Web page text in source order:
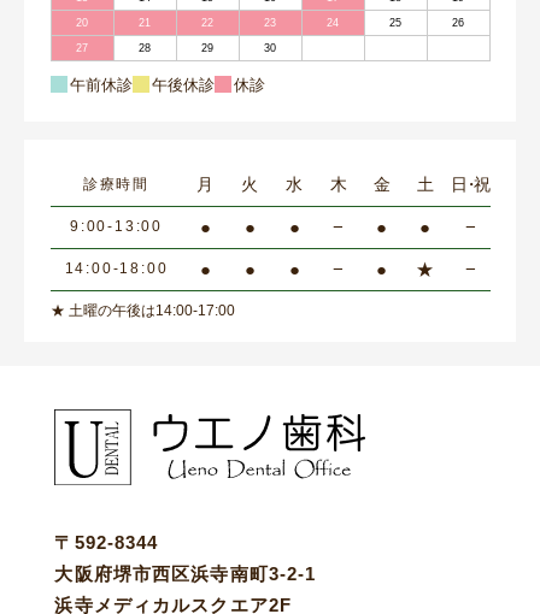
20 21 22 23 24 25 26
27 28 29 30
午前休診 午後休診 休診
診療時間 月 火 水 木 金 土 日・祝
9:00-13:00 ● ● ● − ● ● −
14:00-18:00 ● ● ● − ● ★ −
★ 土曜の午後は14:00-17:00
〒592-8344
大阪府堺市西区浜寺南町3-2-1
浜寺メディカルスクエア2F